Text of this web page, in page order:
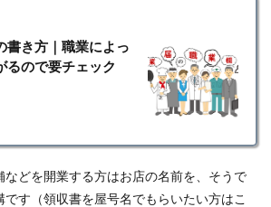
書き方｜職業によっ
るので要チェック
などを開業する方はお店の名前を、そうで
す（領収書を屋号名でもらいたい方はこ